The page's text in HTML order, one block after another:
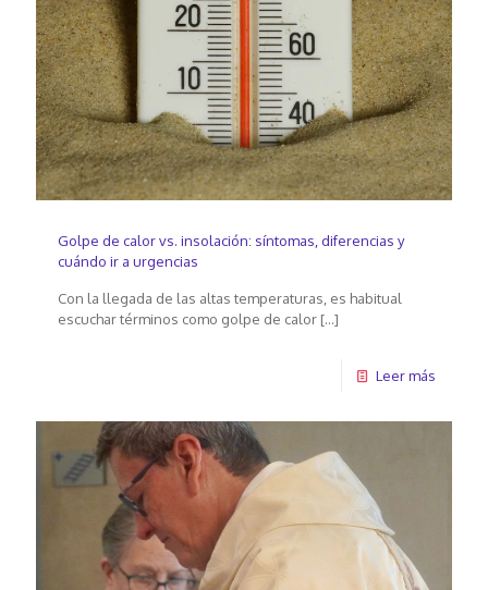
Golpe de calor vs. insolación: síntomas, diferencias y
cuándo ir a urgencias
Con la llegada de las altas temperaturas, es habitual
escuchar términos como golpe de calor […]
Leer más